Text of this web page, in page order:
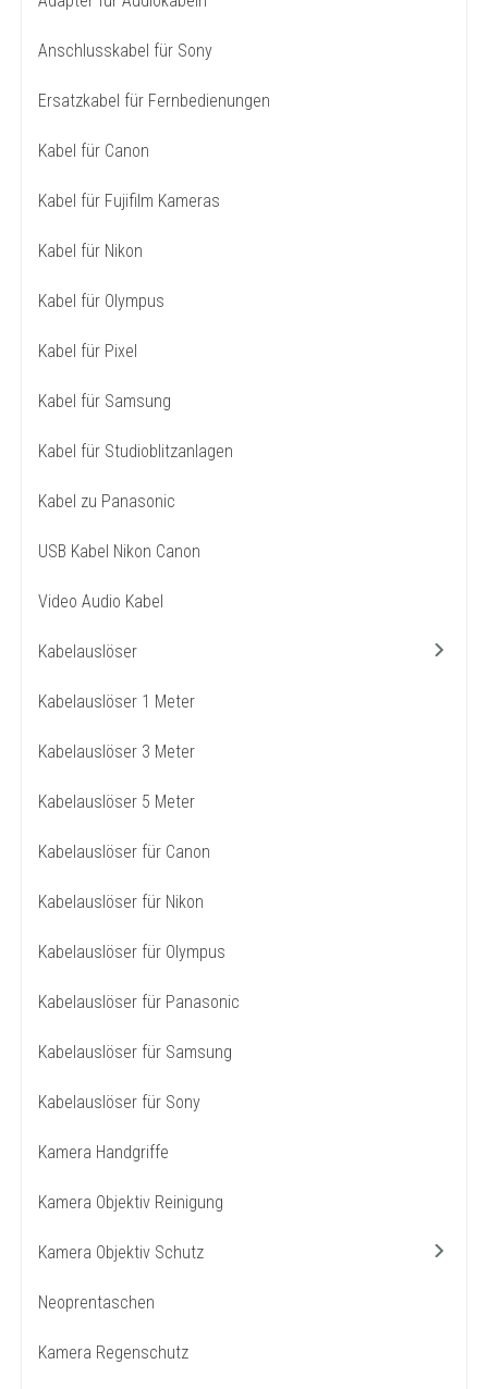
Anschlusskabel für Sony
Ersatzkabel für Fernbedienungen
Kabel für Canon
Kabel für Fujifilm Kameras
Kabel für Nikon
Kabel für Olympus
Kabel für Pixel
Kabel für Samsung
Kabel für Studioblitzanlagen
Kabel zu Panasonic
USB Kabel Nikon Canon
Video Audio Kabel
Kabelauslöser
Kabelauslöser 1 Meter
Kabelauslöser 3 Meter
Kabelauslöser 5 Meter
Kabelauslöser für Canon
Kabelauslöser für Nikon
Kabelauslöser für Olympus
Kabelauslöser für Panasonic
Kabelauslöser für Samsung
Kabelauslöser für Sony
Kamera Handgriffe
Kamera Objektiv Reinigung
Kamera Objektiv Schutz
Neoprentaschen
Kamera Regenschutz